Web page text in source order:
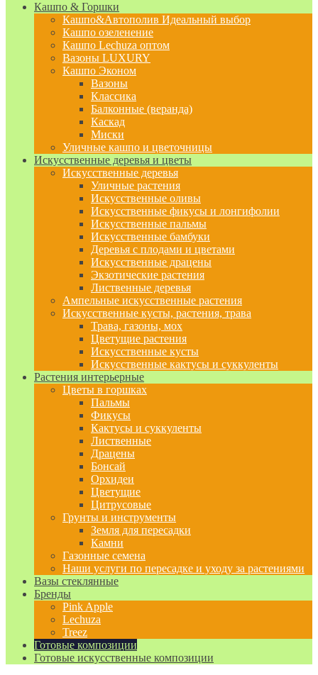
Кашпо & Горшки
Кашпо&Автополив Идеальный выбор
Кашпо озеленение
Кашпо Lechuza оптом
Вазоны LUXURY
Кашпо Эконом
Вазоны
Классика
Балконные (веранда)
Каскад
Миски
Уличные кашпо и цветочницы
Искусственные деревья и цветы
Искусственные деревья
Уличные растения
Искусственные оливы
Искусственные фикусы и лонгифолии
Искусственные пальмы
Искусственные бамбуки
Деревья с плодами и цветами
Искусственные драцены
Экзотические растения
Лиственные деревья
Ампельные искусственные растения
Искусственные кусты, растения, трава
Трава, газоны, мох
Цветущие растения
Искусственные кусты
Искусственные кактусы и суккуленты
Растения интерьерные
Цветы в горшках
Пальмы
Фикусы
Кактусы и суккуленты
Лиственные
Драцены
Бонсай
Орхидеи
Цветущие
Цитрусовые
Грунты и инструменты
Земля для пересадки
Камни
Газонные семена
Наши услуги по пересадке и уходу за растениями
Вазы стеклянные
Бренды
Pink Apple
Lechuza
Treez
Готовые композиции
Готовые искусственные композиции